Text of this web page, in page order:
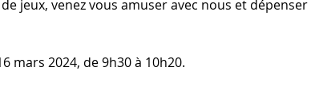
jeux, venez vous amuser avec nous et
mars 2024, de 9h30 à 10h20.